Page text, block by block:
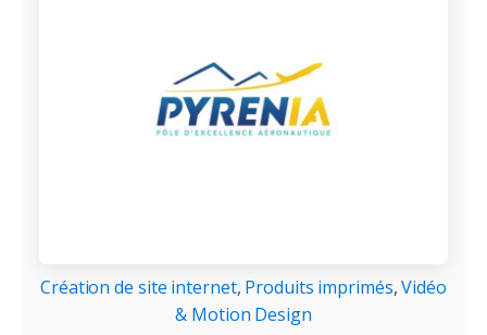
Création de site internet, Produits imprimés,Vidéo
& Motion Design